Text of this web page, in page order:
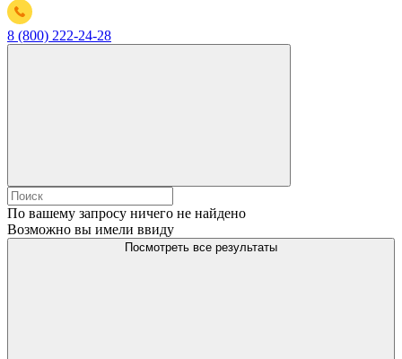
8 (800) 222-24-28
По вашему запросу ничего не найдено
Возможно вы имели ввиду
Посмотреть все результаты